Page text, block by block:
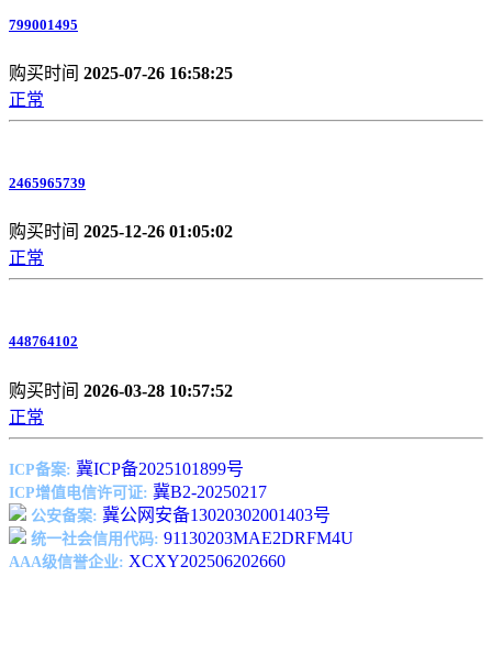
799001495
购买时间 2025-07-26 16:58:25
正常
2465965739
购买时间 2025-12-26 01:05:02
正常
448764102
购买时间 2026-03-28 10:57:52
正常
ICP备案: 冀ICP备2025101899号
ICP增值电信许可证: 冀B2-20250217
公安备案: 冀公网安备13020302001403号
统一社会信用代码: 91130203MAE2DRFM4U
AAA级信誉企业: XCXY202506202660